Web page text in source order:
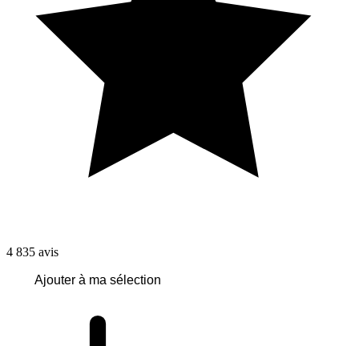
4 835 avis
Ajouter à ma sélection